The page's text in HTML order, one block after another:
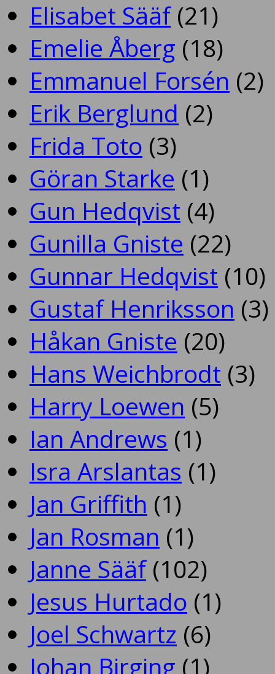
Elisabet Sääf(21)
Emelie Åberg (18)
Emmanuel Forsén (2)
Erik Berglund (2)
Frida Toto (3)
Göran Starke (1)
Gun Hedqvist (4)
Gunilla Gniste (22)
Gunnar Hedqvist (10)
Gustaf Henriksson (3)
Håkan Gniste (20)
Hans Weichbrodt (3)
Harry Loewen (5)
Ian Andrews (1)
Isra Arslantas (1)
Jan Griffith (1)
Jan Rosman (1)
Janne Sääf(102)
Jesus Hurtado (1)
Joel Schwartz (6)
Johan Birging (1)